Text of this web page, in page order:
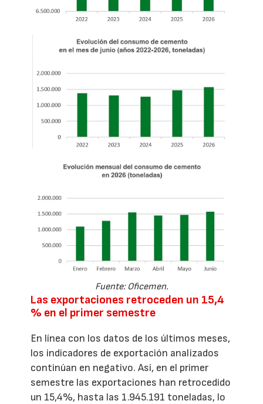
Fuente: Oficemen.
Las exportaciones retroceden un 15,4
% en el primer semestre
En línea con los datos de los últimos meses,
los indicadores de exportación analizados
continúan en negativo. Así, en el primer
semestre las exportaciones han retrocedido
un 15,4%, hasta las 1.945.191 toneladas, lo